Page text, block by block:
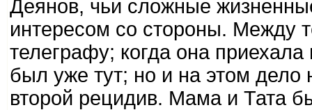
Деянов, чьи сложные
интересом со стороны. Между
телеграфу; когда она
был уже тут; но и на этом дело
второй рецидив. Мама и Тата